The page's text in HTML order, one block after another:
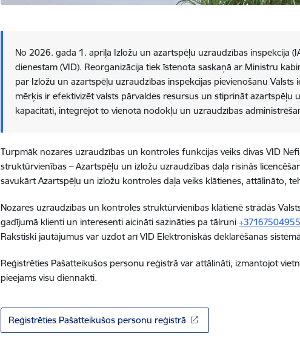
No 2026. gada 1. aprīļa Izložu un azartspēļu uzraudzības inspekcija
dienestam (VID). Reorganizācija tiek īstenota saskaņā ar Ministru
par Izložu un azartspēļu uzraudzības inspekcijas pievienošanu Valsts
mērķis ir efektivizēt valsts pārvaldes resursus un stiprināt azartspēļu
kapacitāti, integrējot to vienotā nodokļu un uzraudzības
Turpmāk nozares uzraudzības un kontroles funkcijas veiks divas VID
struktūrvienības – Azartspēļu un izložu uzraudzības daļa risinās
savukārt Azartspēļu un izložu kontroles daļa veiks klātienes, attālināto,
Nozares uzraudzības un kontroles struktūrvienības klātienē strādās
gadījumā klienti un interesenti aicināti sazināties pa tālruni+37167504955
Rakstiski jautājumus var uzdot arī VID Elektroniskās deklarēšanas
Reģistrēties Pašatteikušos personu reģistrā var attālināti, izmantojot
pieejams visu diennakti.
Reģistrēties Pašatteikušos personu reģistrā